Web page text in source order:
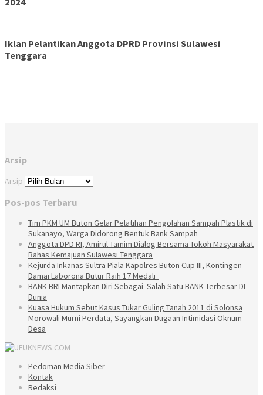
Iklan Pelantikan Anggota DPRD Provinsi Sulawesi
Tenggara
Arsip
Arsip
Pos-pos Terbaru
Tim PKM UM Buton Gelar Pelatihan Pengolahan Sampah Plastik di
Sukanayo, Warga Didorong Bentuk Bank Sampah
Anggota DPD RI, Amirul Tamim Dialog Bersama Tokoh Masyarakat
Bahas Kemajuan Sulawesi Tenggara
Kejurda Inkanas Sultra Piala Kapolres Buton Cup III, Kontingen
Damai Laborona Butur Raih 17 Medali
BANK BRI Mantapkan Diri Sebagai Salah Satu BANK Terbesar DI
Dunia
Kuasa Hukum Sebut Kasus Tukar Guling Tanah 2011 di Solonsa
Morowali Murni Perdata, Sayangkan Dugaan Intimidasi Oknum
Desa
Pedoman Media Siber
Kontak
Redaksi